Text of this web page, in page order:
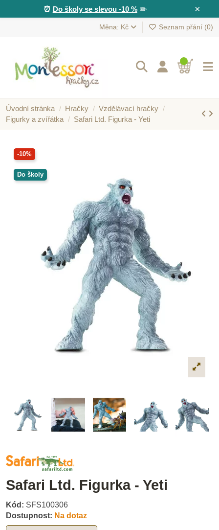
×
⏰ Do školy se slevou -10 %✏️
Měna: Kč Seznam přání (0)
Úvodní stránka Hračky
Vzdělávací hračky
Figurky a zvířátka
Safari Ltd. Figurka - Yeti
-10%
Do školy
Safari Ltd. Figurka - Yeti
Kód: SFS100306
Dostupnost: Na dotaz